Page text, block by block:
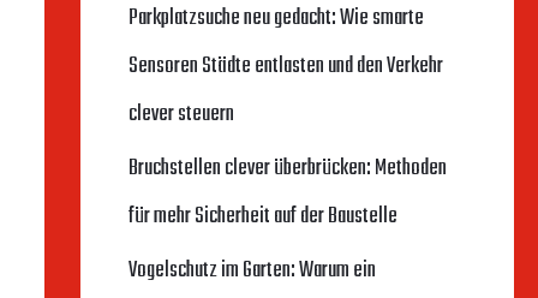
n
a
c
h
:
Parkplatzsuche neu gedacht: Wie smarte
Sensoren Städte entlasten und den Verkehr
clever steuern
Bruchstellen clever überbrücken: Methoden
für mehr Sicherheit auf der Baustelle
Vogelschutz im Garten: Warum ein